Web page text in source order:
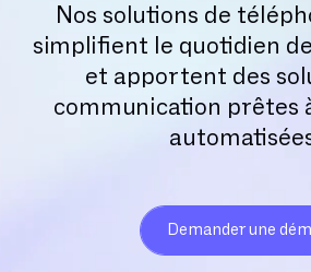
Nos solutions de
simplifient le quotidien
et apportent des
communication prêtes
Demander une